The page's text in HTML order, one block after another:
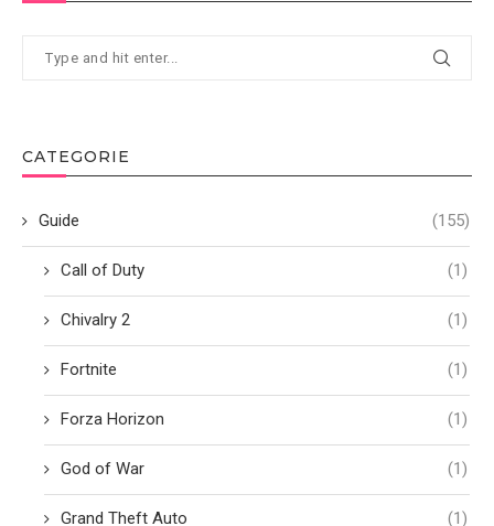
CATEGORIE
Guide (155)
Call of Duty (1)
Chivalry 2 (1)
Fortnite (1)
Forza Horizon (1)
God of War (1)
Grand Theft Auto (1)